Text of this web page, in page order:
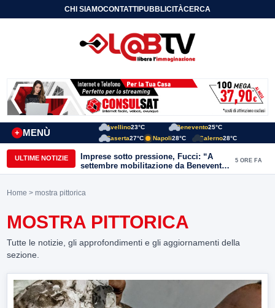
CHI SIAMOCONTATTIPUBBLICITÀCERCA
MENÙ
+
Avellino23°C Benevento25°C
Caserta27°C Napoli28°C Salerno28°C
ULTIME NOTIZIE
Imprese sotto pressione, Fucci: “A
settembre mobilitazione da Benevento
e Avellino”
5 ORE FA
Home > mostra pittorica
MOSTRA PITTORICA
Tutte le notizie, gli approfondimenti e gli aggiornamenti della
sezione.